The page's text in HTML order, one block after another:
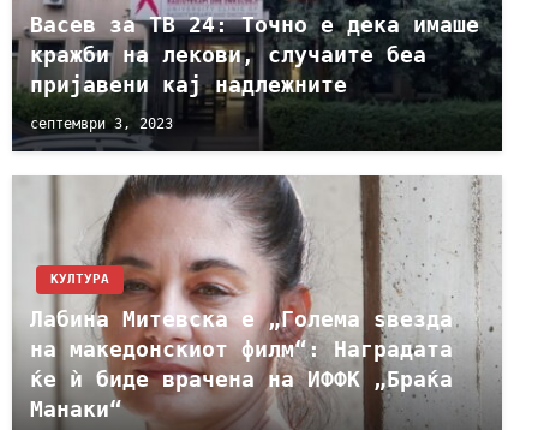
Васев за ТВ 24: Точно е дека имаше
кражби на лекови, случаите беа
пријавени кај надлежните
септември 3, 2023
КУЛТУРА
Лабина Митевска е „Голема ѕвезда
на македонскиот филм“: Наградата
ќе ѝ биде врачена на ИФФК „Браќа
Манаки“